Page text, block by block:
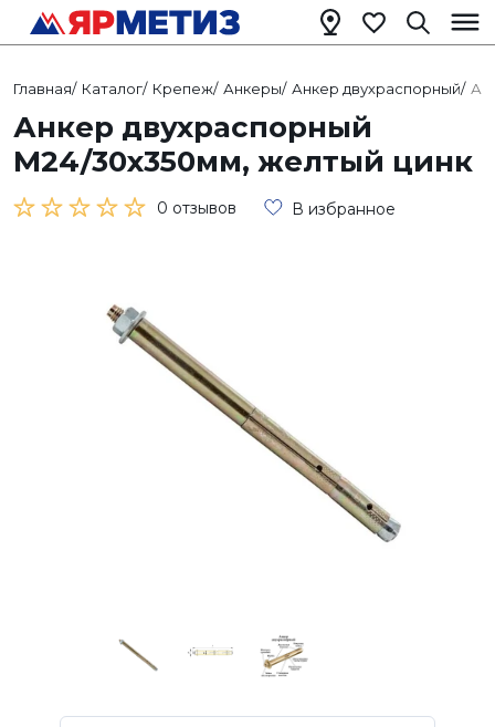
Главная/ Каталог/ Крепеж/ Анкеры/ Анкер двухраспорный/
Анкер двухраспорный
М24/30х350мм, желтый цинк
0 отзывов В избранное